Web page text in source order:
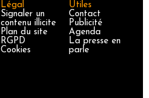
Légal
Signaler un
contenu illicite
Plan du site
RGPD
Cookies
Utiles
Contact
Publicité
Agenda
La presse en
parle